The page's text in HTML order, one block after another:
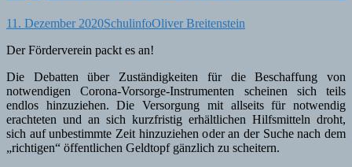
11. Dezember 2020SchulinfoOliver Breitenstein
Der Förderverein packt es an!
Die Debatten über Zuständigkeiten für die Beschaffung von
notwendigen Corona-Vorsorge-Instrumenten scheinen sich teils
endlos hinzuziehen. Die Versorgung mit allseits für notwendig
erachteten und an sich kurzfristig erhältlichen Hilfsmitteln droht,
sich auf unbestimmte Zeit hinzuziehen oder an der Suche nach dem
„richtigen“ öffentlichen Geldtopf gänzlich zu scheitern.